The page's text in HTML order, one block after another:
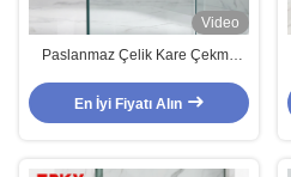
Video
Paslanmaz Çelik Kare Çekme
Kapı Kolu
En İyi Fiyatı Alın